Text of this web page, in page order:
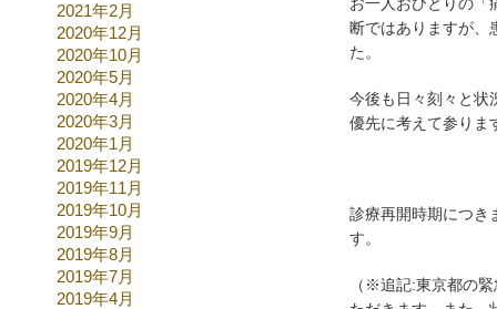
2021年2月
2020年12月
2020年10月
2020年5月
2020年4月
2020年3月
2020年1月
2019年12月
2019年11月
2019年10月
2019年9月
2019年8月
2019年7月
2019年4月
断ではありますが、
た。
今後も日々刻々と状
優先に考えて参りま
診療再開時期につき
す。
（※追記:東京都の